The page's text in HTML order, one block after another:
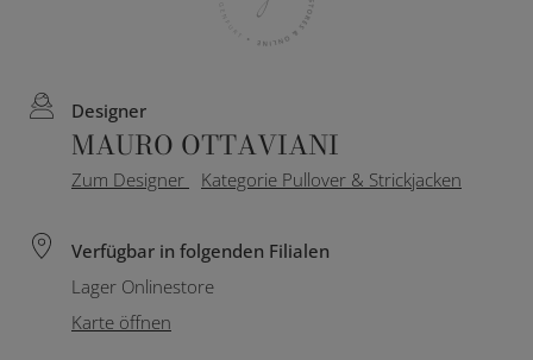
Designer
MAURO OTTAVIANI
Zum Designer Kategorie Pullover & Strickjacken
Verfügbar in folgenden Filialen
Lager Onlinestore
Karte öffnen